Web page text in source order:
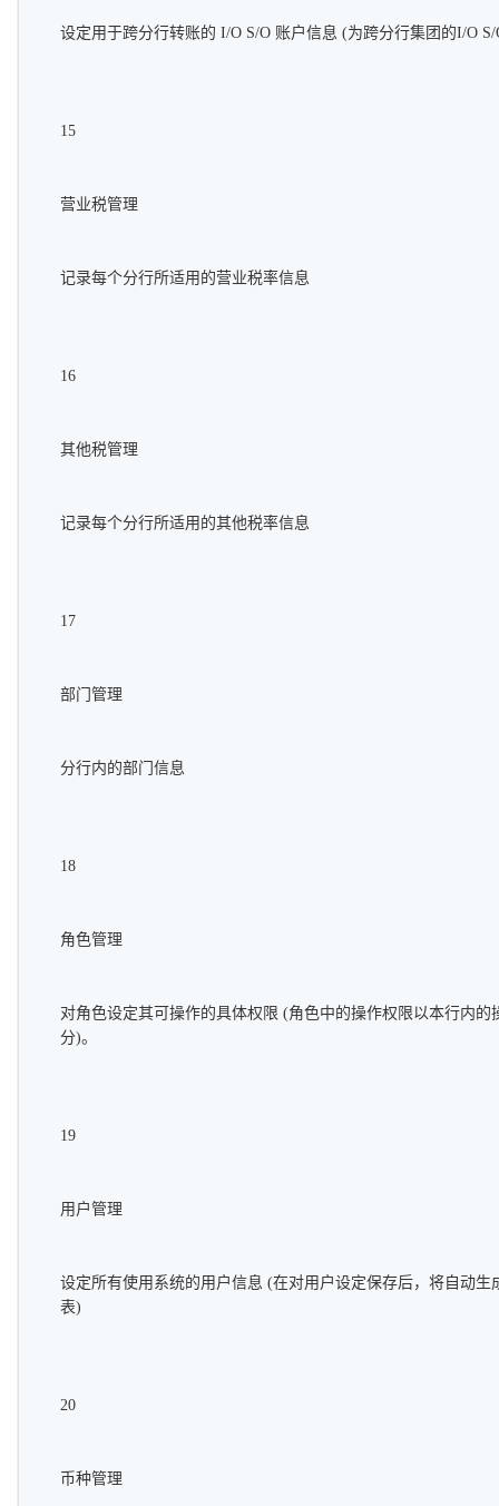
设定用于跨分行转账的 I/O S/O 账户信息 (为跨分行集团的I/O
15
营业税管理
记录每个分行所适用的营业税率信息
16
其他税管理
记录每个分行所适用的其他税率信息
17
部门管理
分行内的部门信息
18
角色管理
对角色设定其可操作的具体权限 (角色中的操作权限以本行内
分)。
19
用户管理
设定所有使用系统的用户信息 (在对用户设定保存后，将自动生
表)
20
币种管理